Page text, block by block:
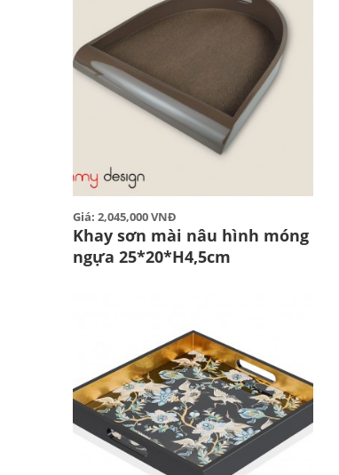
Giá: 2,045,000 VNĐ
Khay sơn mài nâu hình móng
ngựa 25*20*H4,5cm